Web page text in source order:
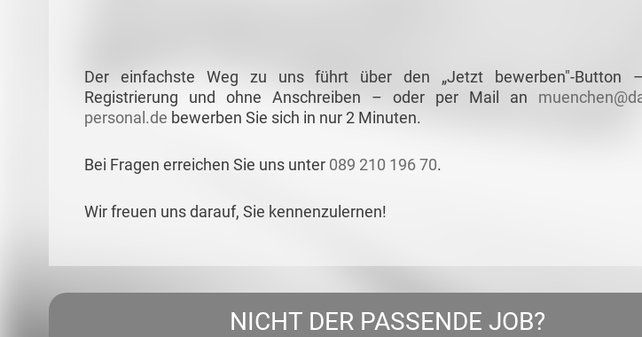
Der einfachste Weg zu uns führt über den „Jetzt bewerben"-Button
Registrierung und ohne Anschreiben – oder per Mail an
personal.de bewerben Sie sich in nur 2 Minuten.
Bei Fragen erreichen Sie uns unter 089 210 196 70.
Wir freuen uns darauf, Sie kennenzulernen!
NICHT DER PASSENDE JOB?